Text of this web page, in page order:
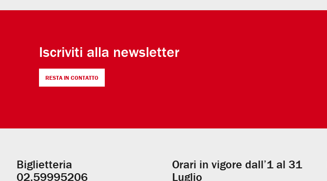
Iscriviti alla newsletter
RESTA IN CONTATTO
Informazioni
Biglietteria
02.59995206
Orari in vigore dall’1 al 31
Luglio